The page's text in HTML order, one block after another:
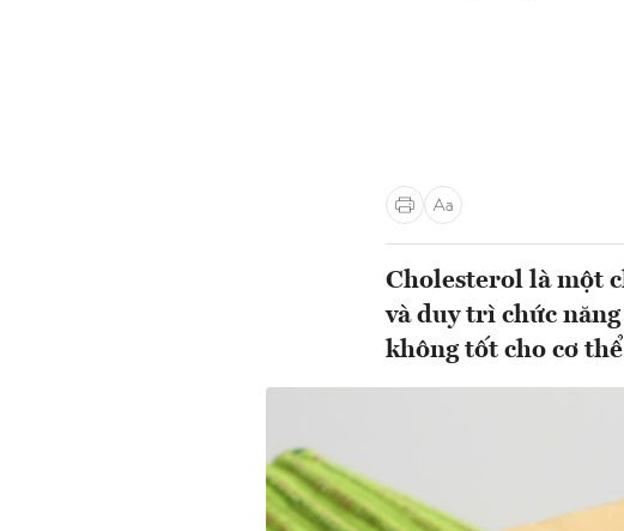
Cholesterol là một
và duy trì chức
không tốt cho cơ